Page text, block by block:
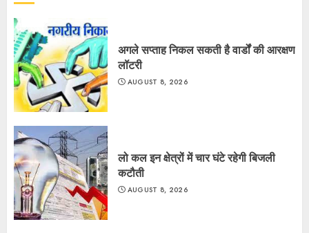
अगले सप्ताह निकल सकती है वार्डों की आरक्षण
लॉटरी
AUGUST 8, 2026
लो कल इन क्षेत्रों में चार घंटे रहेगी बिजली
कटौती
AUGUST 8, 2026